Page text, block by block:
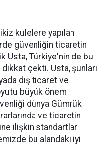
kulelere yapılan
güvenliğin ticaretin
Usta, Türkiye'nin de bu
çekti. Usta, şunları
dış ticaret ve
büyük önem
dünya Gümrük
ve ticaretin
ilişkin standartlar
bu alandaki iyi